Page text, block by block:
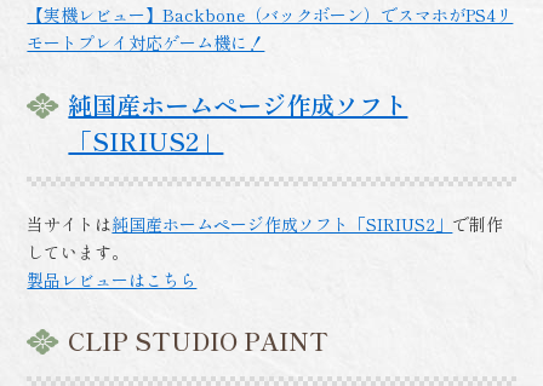
【実機レビュー】Backbone（バックボーン）でスマホがPS4リ
モートプレイ対応ゲーム機に！
純国産ホームページ作成ソフト
「SIRIUS2」
当サイトは純国産ホームページ作成ソフト「SIRIUS2」 で制作
しています。
製品レビューはこちら
CLIP STUDIO PAINT